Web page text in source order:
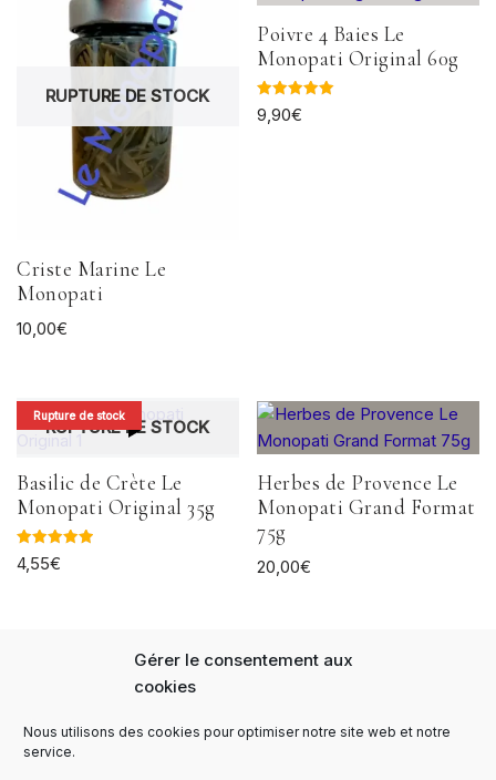
Gérer le consentement aux
cookies
Nous utilisons des cookies pour optimiser notre site web et notre
service.
RUPTURE DE STOCK
Criste Marine Le
Monopati
10,00€
Poivre 4 Baies Le
Monopati Original 60g
Note
5.00
9,90€
Rupture de stock
RUPTURE DE STOCK
Basilic de Crète Le
Monopati Original 35g
Note
5.00
4,55€
Herbes de Provence Le
Monopati Grand Format
75g
20,00€
Panier
Notre Histoire